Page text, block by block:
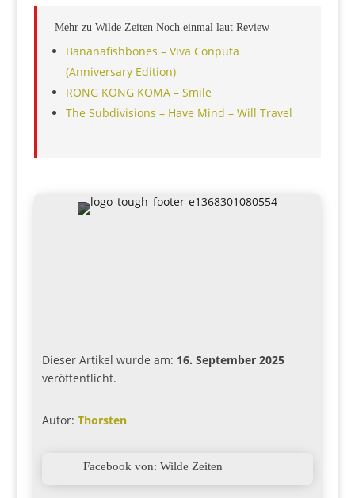
Mehr zu Wilde Zeiten Noch einmal laut Review
Bananafishbones – Viva Conputa
(Anniversary Edition)
RONG KONG KOMA – Smile
The Subdivisions – Have Mind – Will Travel
Dieser Artikel wurde am: 16. September 2025
veröffentlicht.
Autor: Thorsten
Facebook von: Wilde Zeiten